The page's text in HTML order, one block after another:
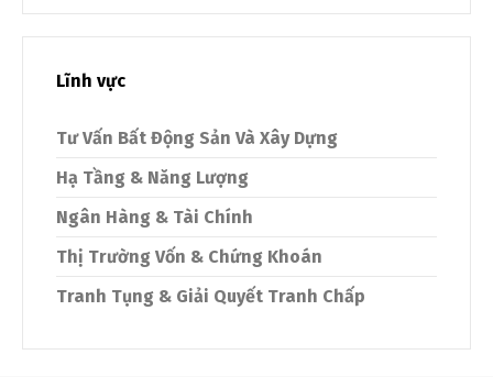
Lĩnh vực
Tư Vấn Bất Động Sản Và Xây Dựng
Hạ Tầng & Năng Lượng
Ngân Hàng & Tài Chính
Thị Trường Vốn & Chứng Khoán
Tranh Tụng & Giải Quyết Tranh Chấp